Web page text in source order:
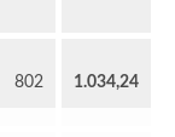
802 1.034,24